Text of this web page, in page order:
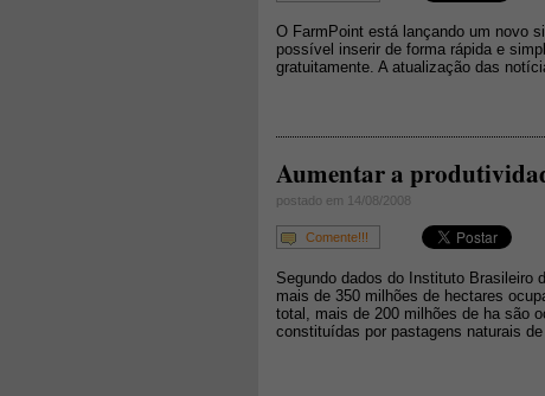
O FarmPoint está lançando um novo
possível inserir de forma rápida e
gratuitamente. A atualização das
Aumentar a
postado em 14/08/2008
Comente!!!
Segundo dados do Instituto Brasileiro
mais de 350 milhões de hectares
total, mais de 200 milhões de ha são
constituídas por pastagens naturais